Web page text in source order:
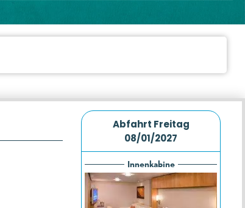
Abfahrt Freitag
08/01/2027
Innenkabine